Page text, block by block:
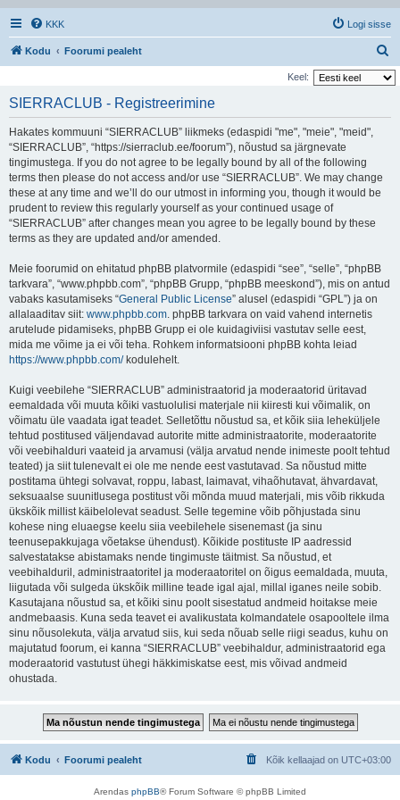
KKK Logi sisse
Kodu Foorumi pealeht
t
Keel:
SIERRACLUB - Registreerimine
Hakates kommuuni “SIERRACLUB” liikmeks (edaspidi "me", "meie", "meid",
“SIERRACLUB”, “https://sierraclub.ee/foorum”), nõustud sa järgnevate
tingimustega. If you do not agree to be legally bound by all of the following
terms then please do not access and/or use “SIERRACLUB”. We may change
these at any time and we’ll do our utmost in informing you, though it would be
prudent to review this regularly yourself as your continued usage of
“SIERRACLUB” after changes mean you agree to be legally bound by these
terms as they are updated and/or amended.
Meie foorumid on ehitatud phpBB platvormile (edaspidi “see”, “selle”, “phpBB
tarkvara”, “www.phpbb.com”, “phpBB Grupp, “phpBB meeskond”), mis on antud
vabaks kasutamiseks “General Public License” alusel (edaspidi “GPL”) ja on
allalaaditav siit: www.phpbb.com. phpBB tarkvara on vaid vahend internetis
arutelude pidamiseks, phpBB Grupp ei ole kuidagiviisi vastutav selle eest,
mida me võime ja ei või teha. Rohkem informatsiooni phpBB kohta leiad
https://www.phpbb.com/kodulehelt.
Kuigi veebilehe “SIERRACLUB” administraatorid ja moderaatorid üritavad
eemaldada või muuta kõiki vastuolulisi materjale nii kiiresti kui võimalik, on
võimatu üle vaadata igat teadet. Selletõttu nõustud sa, et kõik siia leheküljele
tehtud postitused väljendavad autorite mitte administraatorite, moderaatorite
või veebihalduri vaateid ja arvamusi (välja arvatud nende inimeste poolt tehtud
teated) ja siit tulenevalt ei ole me nende eest vastutavad. Sa nõustud mitte
postitama ühtegi solvavat, roppu, labast, laimavat, vihaõhutavat, ähvardavat,
seksuaalse suunitlusega postitust või mõnda muud materjali, mis võib rikkuda
ükskõik millist käibelolevat seadust. Selle tegemine võib põhjustada sinu
kohese ning eluaegse keelu siia veebilehele sisenemast (ja sinu
teenusepakkujaga võetakse ühendust). Kõikide postituste IP aadressid
salvestatakse abistamaks nende tingimuste täitmist. Sa nõustud, et
veebihalduril, administraatoritel ja moderaatoritel on õigus eemaldada, muuta,
liigutada või sulgeda ükskõik milline teade igal ajal, millal iganes neile sobib.
Kasutajana nõustud sa, et kõiki sinu poolt sisestatud andmeid hoitakse meie
andmebaasis. Kuna seda teavet ei avalikustata kolmandatele osapooltele ilma
sinu nõusolekuta, välja arvatud siis, kui seda nõuab selle riigi seadus, kuhu on
majutatud foorum, ei kanna “SIERRACLUB” veebihaldur, administraatorid ega
moderaatorid vastutust ühegi häkkimiskatse eest, mis võivad andmeid
ohustada.
Kodu Foorumi pealeht Kõik kellaajad on UTC+03:00
Arendas phpBB® Forum Software © phpBB Limited